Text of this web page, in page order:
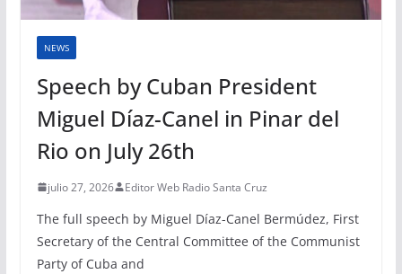
NEWS
Speech by Cuban President
Miguel Díaz-Canel in Pinar del
Rio on July 26th
julio 27, 2026 Editor Web Radio Santa Cruz
The full speech by Miguel Díaz-Canel Bermúdez, First
Secretary of the Central Committee of the Communist
Party of Cuba and